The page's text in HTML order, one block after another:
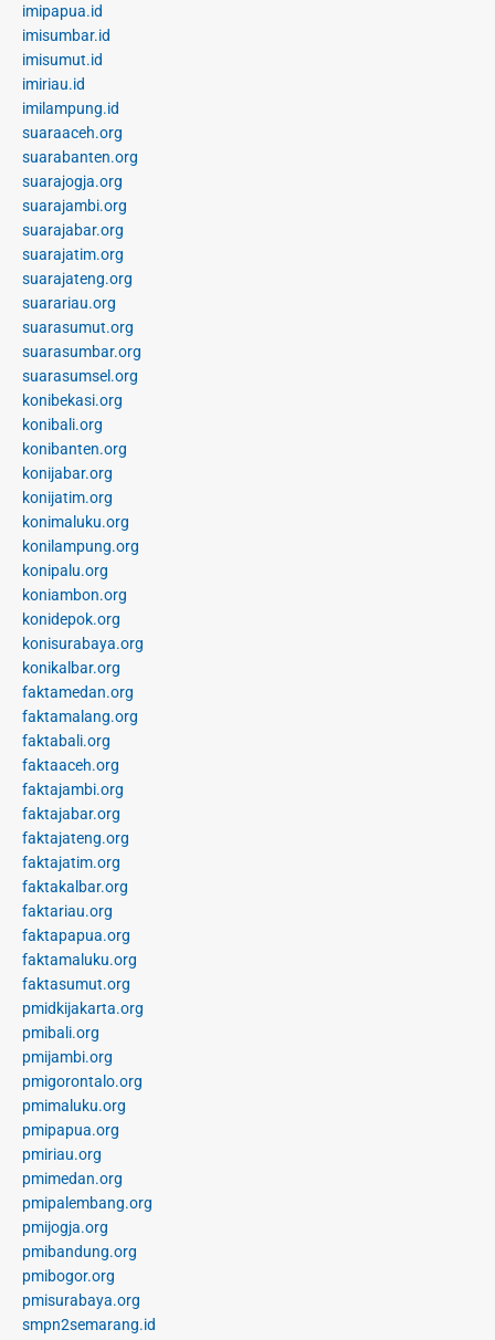
imipapua.id
imisumbar.id
imisumut.id
imiriau.id
imilampung.id
suaraaceh.org
suarabanten.org
suarajogja.org
suarajambi.org
suarajabar.org
suarajatim.org
suarajateng.org
suarariau.org
suarasumut.org
suarasumbar.org
suarasumsel.org
konibekasi.org
konibali.org
konibanten.org
konijabar.org
konijatim.org
konimaluku.org
konilampung.org
konipalu.org
koniambon.org
konidepok.org
konisurabaya.org
konikalbar.org
faktamedan.org
faktamalang.org
faktabali.org
faktaaceh.org
faktajambi.org
faktajabar.org
faktajateng.org
faktajatim.org
faktakalbar.org
faktariau.org
faktapapua.org
faktamaluku.org
faktasumut.org
pmidkijakarta.org
pmibali.org
pmijambi.org
pmigorontalo.org
pmimaluku.org
pmipapua.org
pmiriau.org
pmimedan.org
pmipalembang.org
pmijogja.org
pmibandung.org
pmibogor.org
pmisurabaya.org
smpn2semarang.id